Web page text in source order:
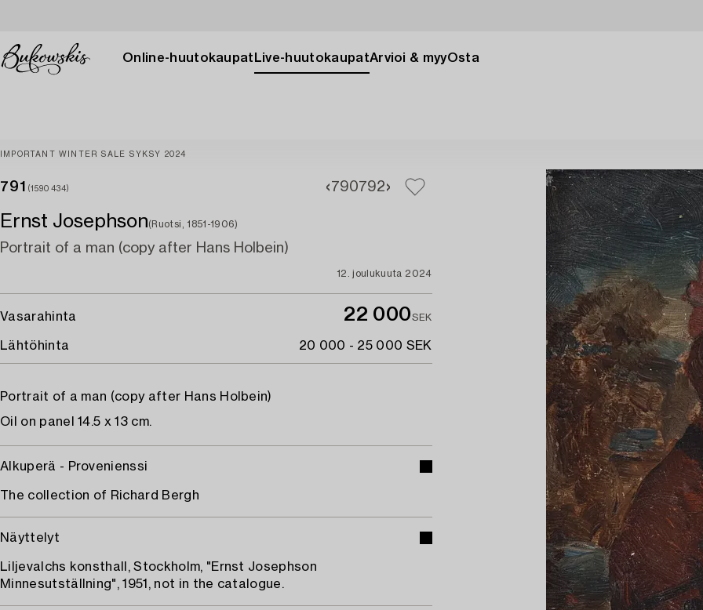
Online-huutokaupat Live-huutokaupatArvioi & myyOsta
IMPORTANT WINTER SALE SYKSY 2024
791 (1590434) 790792
Ernst Josephson(Ruotsi, 1851-1906)
Portrait of a man (copy after Hans Holbein)
12. joulukuuta 2024
Vasarahinta 22 000SEK
Lähtöhinta 20 000 - 25 000 SEK
Portrait of a man (copy after Hans Holbein)
Oil on panel 14.5 x 13 cm.
Alkuperä - Provenienssi
The collection of Richard Bergh
Näyttelyt
Liljevalchs konsthall, Stockholm, "Ernst Josephson
Minnesutställning", 1951, not in the catalogue.